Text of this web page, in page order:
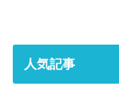
人気記事